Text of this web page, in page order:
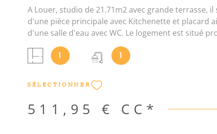
A Louer, studio de 21.71m2 avec grande terrasse, il
d'une pièce principale avec Kitchenette et placard
d'une salle d'eau avec WC. Le logement est situé
commerces et du métro. (Loi Pinel)
1 1
SÉLECTIONNER
511,95 € CC*